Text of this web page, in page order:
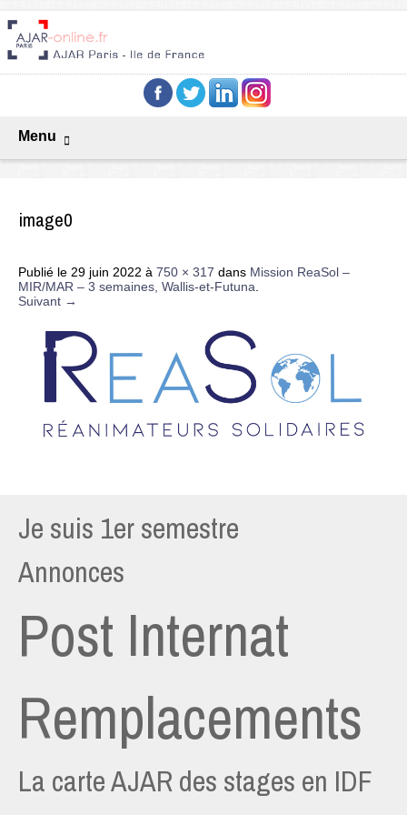
Menu
image0
Publié le 29 juin 2022 à 750 × 317 dans Mission ReaSol –
MIR/MAR – 3 semaines, Wallis-et-Futuna
Suivant →
Je suis 1er semestre
Annonces
Post Internat
Remplacements
La carte AJAR des stages en IDF